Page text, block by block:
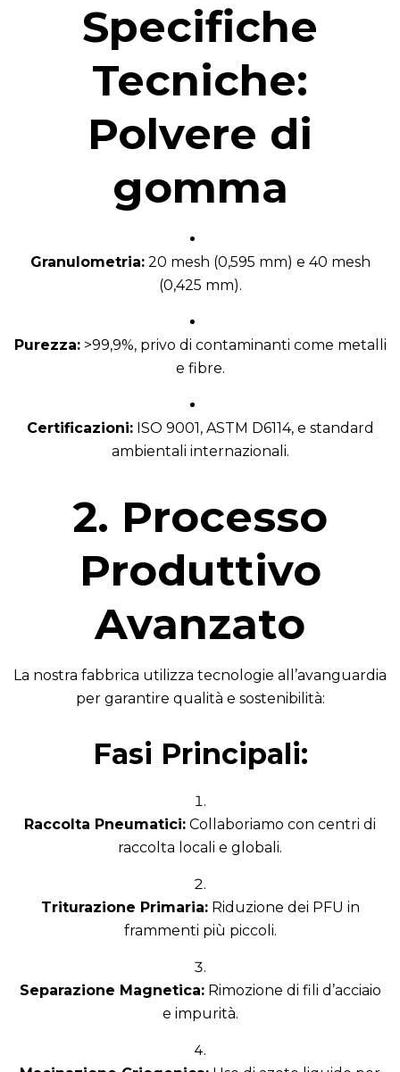
Specifiche
Tecniche:
Polvere di
gomma
Granulometria:20 mesh (0,595 mm) e 40 mesh
(0,425 mm).
Purezza:>99,9%, privo di contaminanti come metalli
e fibre.
Certificazioni:ISO 9001, ASTM D6114, e standard
ambientali internazionali.
2. Processo
Produttivo
Avanzato
La nostra fabbrica utilizza tecnologie all’avanguardia
per garantire qualità e sostenibilità:
Fasi Principali:
Raccolta Pneumatici: Collaboriamo con centri di
raccolta locali e globali.
Triturazione Primaria:Riduzione dei PFU in
frammenti più piccoli.
Separazione Magnetica:Rimozione di fili d’acciaio
e impurità.